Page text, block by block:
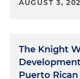
AUGUST 3,
The Knight
Puerto Rican